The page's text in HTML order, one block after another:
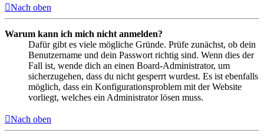
Nach oben
Warum kann ich mich nicht anmelden?
Dafür gibt es viele mögliche Gründe. Prüfe zunächst, ob dein
Benutzername und dein Passwort richtig sind. Wenn dies der
Fall ist, wende dich an einen Board-Administrator, um
sicherzugehen, dass du nicht gesperrt wurdest. Es ist ebenfalls
möglich, dass ein Konfigurationsproblem mit der Website
vorliegt, welches ein Administrator lösen muss.
Nach oben